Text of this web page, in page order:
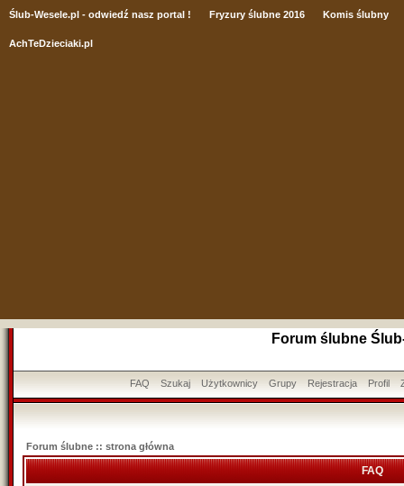
Ślub-Wesele.pl - odwiedź nasz portal ! Fryzury ślubne 2016 Komis ślubny
AchTeDzieciaki.pl
Forum ślubne
FAQ Szukaj Użytkownicy Grupy Rejestracja Profil
Forum ślubne :: strona główna
FAQ